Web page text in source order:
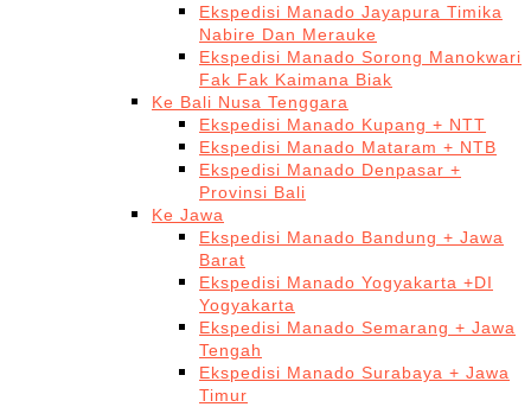
Ekspedisi Manado Jayapura Timika
Nabire Dan Merauke
Ekspedisi Manado Sorong Manokwari
Fak Fak Kaimana Biak
Ke Bali Nusa Tenggara
Ekspedisi Manado Kupang + NTT
Ekspedisi Manado Mataram + NTB
Ekspedisi Manado Denpasar +
Provinsi Bali
Ke Jawa
Ekspedisi Manado Bandung + Jawa
Barat
Ekspedisi Manado Yogyakarta +DI
Yogyakarta
Ekspedisi Manado Semarang + Jawa
Tengah
Ekspedisi Manado Surabaya + Jawa
Timur